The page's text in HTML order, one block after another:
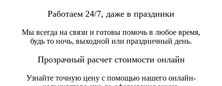
Работаем 24/7, даже в праздники
Мы всегда на связи и готовы помочь в любое время,
будь то ночь, выходной или праздничный день.
Прозрачный расчет стоимости онлайн
Узнайте точную цену с помощью нашего онлайн-